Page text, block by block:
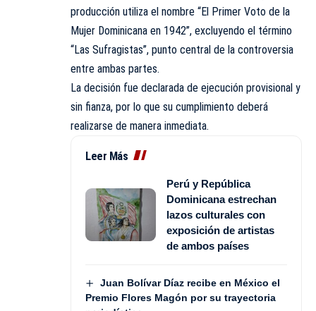
producción utiliza el nombre “El Primer Voto de la
Mujer Dominicana en 1942”, excluyendo el término
“Las Sufragistas”, punto central de la controversia
entre ambas partes.
La decisión fue declarada de ejecución provisional y
sin fianza, por lo que su cumplimiento deberá
realizarse de manera inmediata.
Leer Más
Perú y República
Dominicana estrechan
lazos culturales con
exposición de artistas
de ambos países
Juan Bolívar Díaz recibe en México el
Premio Flores Magón por su trayectoria